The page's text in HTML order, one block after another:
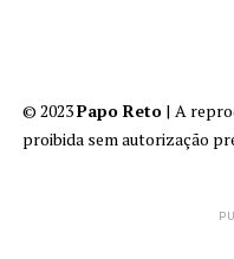
© 2023Papo Reto | A
proibida sem autorização